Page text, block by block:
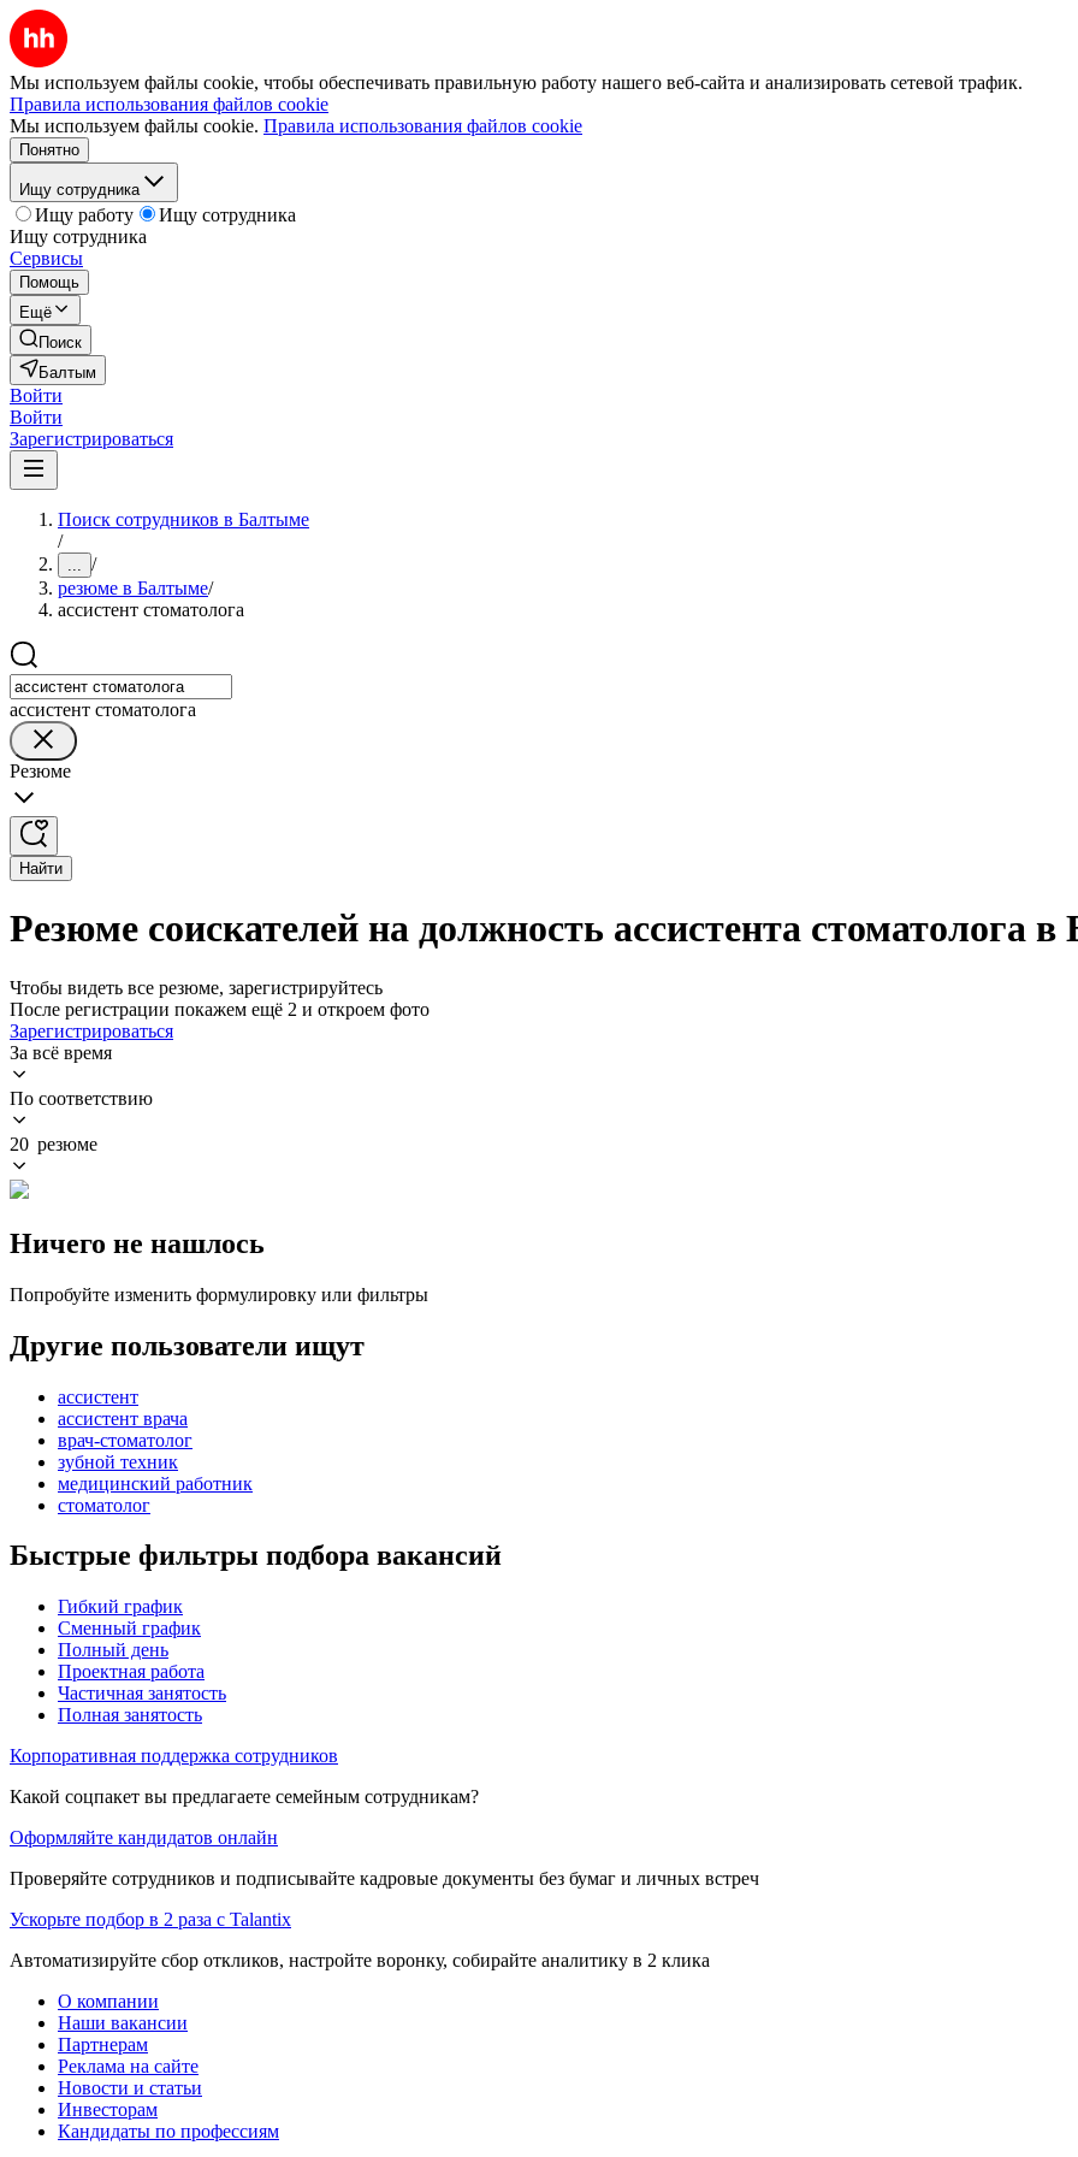
Мы используем файлы cookie, чтобы обеспечивать правильную работу нашего веб-сайта и анализировать сетевой трафик.
Правила использования файлов cookie
Мы используем файлы cookie. Правила использования файлов cookie
Понятно
Ищу сотрудника
Ищу работу
Ищу сотрудника
Ищу сотрудника
Сервисы
Помощь
Ещё
Поиск
Балтым
Войти
Войти
Зарегистрироваться
Поиск сотрудников в Балтыме
/
... /
резюме в Балтыме/
ассистент стоматолога
ассистент стоматолога
Резюме
Найти
Резюме соискателей на должность ассистента стоматолога
Чтобы видеть все резюме, зарегистрируйтесь
После регистрации покажем ещё 2 и откроем фото
Зарегистрироваться
За всё время
По соответствию
20 резюме
Ничего не нашлось
Попробуйте изменить формулировку или фильтры
Другие пользователи ищут
ассистент
ассистент врача
врач-стоматолог
зубной техник
медицинский работник
стоматолог
Быстрые фильтры подбора вакансий
Гибкий график
Сменный график
Полный день
Проектная работа
Частичная занятость
Полная занятость
Корпоративная поддержка сотрудников
Какой соцпакет вы предлагаете семейным сотрудникам?
Оформляйте кандидатов онлайн
Проверяйте сотрудников и подписывайте кадровые документы без бумаг и личных встреч
Ускорьте подбор в 2 раза с Talantix
Автоматизируйте сбор откликов, настройте воронку, собирайте аналитику в 2 клика
О компании
Наши вакансии
Партнерам
Реклама на сайте
Новости и статьи
Инвесторам
Кандидаты по профессиям